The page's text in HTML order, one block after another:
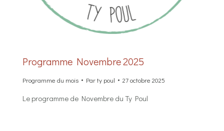
Programme Novembre 2025
Programme du mois Party poul 27 octobre 2025
Le programme de Novembre du Ty Poul